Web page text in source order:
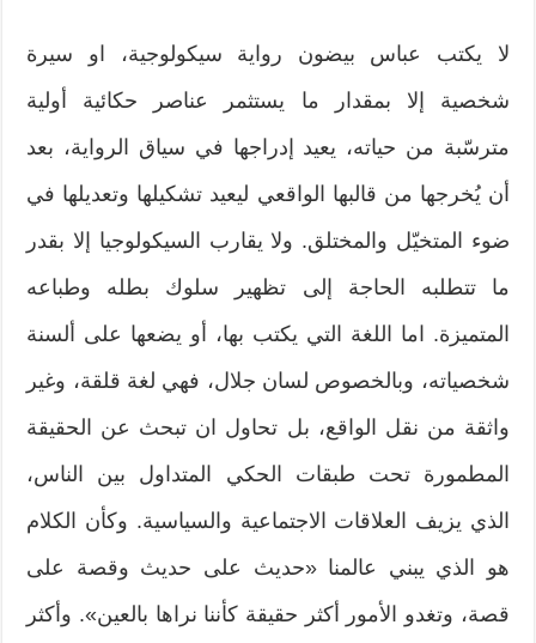
لا يكتب عباس بيضون رواية سيكولوجية، او سيرة
شخصية إلا بمقدار ما يستثمر عناصر حكائية أولية
مترسّبة من حياته، يعيد إدراجها في سياق الرواية، بعد
أن يُخرجها من قالبها الواقعي ليعيد تشكيلها وتعديلها في
ضوء المتخيّل والمختلق. ولا يقارب السيكولوجيا إلا بقدر
ما تتطلبه الحاجة إلى تظهير سلوك بطله وطباعه
المتميزة. اما اللغة التي يكتب بها، أو يضعها على ألسنة
شخصياته، وبالخصوص لسان جلال، فهي لغة قلقة، وغير
واثقة من نقل الواقع، بل تحاول ان تبحث عن الحقيقة
المطمورة تحت طبقات الحكي المتداول بين الناس،
الذي يزيف العلاقات الاجتماعية والسياسية. وكأن الكلام
هو الذي يبني عالمنا «حديث على حديث وقصة على
قصة، وتغدو الأمور أكثر حقيقة كأننا نراها بالعين». وأكثر